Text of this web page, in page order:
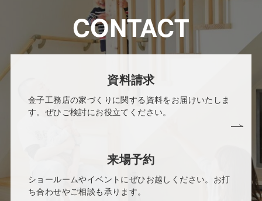
CONTACT
資料請求
金子工務店の家づくりに関する資料をお届けいたしま
す。ぜひご検討にお役立てください。
来場予約
ショールームやイベントにぜひお越しください。お打
ち合わせやご相談も承ります。